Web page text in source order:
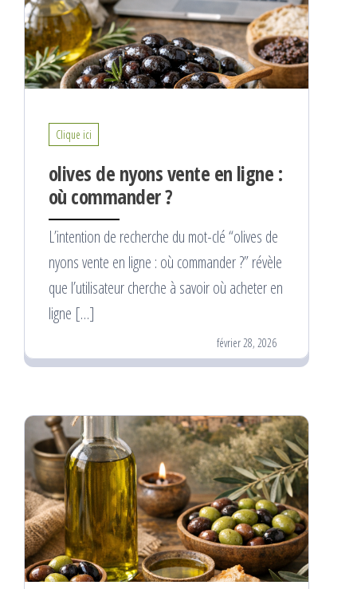
Clique ici
olives de nyons vente en ligne :
où commander ?
L’intention de recherche du mot-clé “olives de
nyons vente en ligne : où commander ?” révèle
que l’utilisateur cherche à savoir où acheter en
ligne […]
février 28, 2026